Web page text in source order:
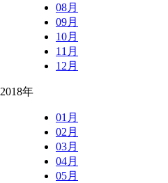
08月
09月
10月
11月
12月
2018年
01月
02月
03月
04月
05月